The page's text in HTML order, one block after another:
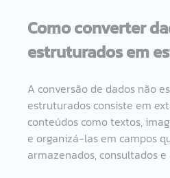
Como converter
estruturados em
A conversão de dados não
estruturados consiste em
conteúdos como textos,
e organizá-las em campos
armazenados, consultados e